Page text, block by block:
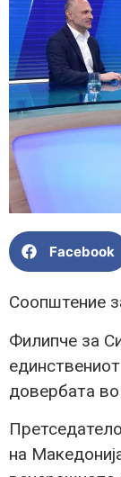
Facebook
Соопштение
Филипче за
довербата
на